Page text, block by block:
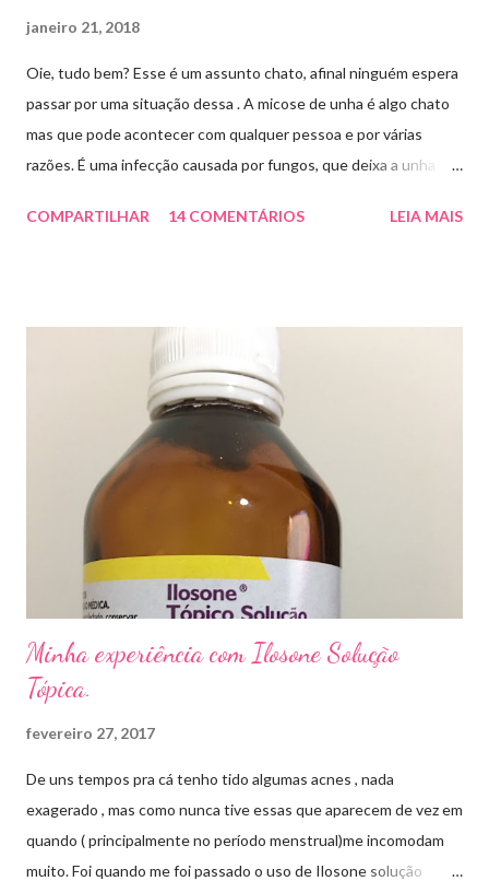
janeiro 21, 2018
Oie, tudo bem? Esse é um assunto chato, afinal ninguém espera
passar por uma situação dessa . A micose de unha é algo chato
mas que pode acontecer com qualquer pessoa e por várias
razões. É uma infecção causada por fungos, que deixa a unha
descolar da pele. As causas mais comuns dessas micoses é por
micose de unha é feito com esmaltes antifúngicos ou remédios
orais ,ou para aplicação local receitados pelo dermatologista. O
tempo para tratamento pode variar de 06 meses a um ano. Para
quem prefere tratamentos caseiros , pode aplicar óleo de cravo
duas vezes ao dia. Eu já passei por isso, pelo uso de muito
sapato fechado e apertado . E utilizei o Ciclopirox olamina que é
um agente antifúngico sintético para tratamento dermatológico
COMPARTILHAR 14 COMENTÁRIOS LEIA MAIS
Minha experiência com Ilosone Solução
Tópica.
fevereiro 27, 2017
De uns tempos pra cá tenho tido algumas acnes , nada
exagerado , mas como nunca tive essas que aparecem de vez em
quando ( principalmente no período menstrual)me incomodam
muito. Foi quando me foi passado o uso de Ilosone solução